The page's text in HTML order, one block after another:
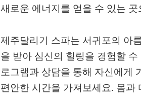
새로운 에너지를 얻을 수 있는
제주달리기 스파는 서귀포의 아
을 받아 심신의 힐링을 경험할
로그램과 상담을 통해 자신에게
편안한 시간을 가져보세요. 몸과